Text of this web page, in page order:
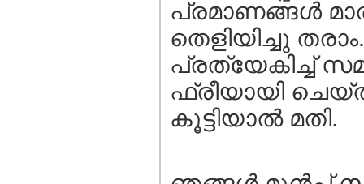
പ്രമാണങ്ങള്‍
തെളിയിച്ചു
പ്രത്യേകിച്ച്
ഫ്രീയായി
കൂട്ടിയാല്‍ മതി.